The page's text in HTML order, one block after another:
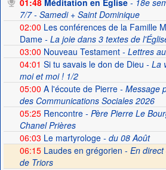
01:48Méditation en Eglise- 18e
7/7 - Samedi + Saint Dominique
02:00 Les conférences de la Famille
Dame- La joie dans 3 textes de
03:00 Nouveau Testament- Lettres
04:01 Si tu savais le don de Dieu - La
moi et moi ! 1/2
05:00 A l'écoute de Pierre- Message
des Communications Sociales 2026
05:25Rencontre- Père Pierre Le
Chanel Prières
06:03 Le martyrologe- du 08 Août
06:15Laudes en grégorien - En
de Triors